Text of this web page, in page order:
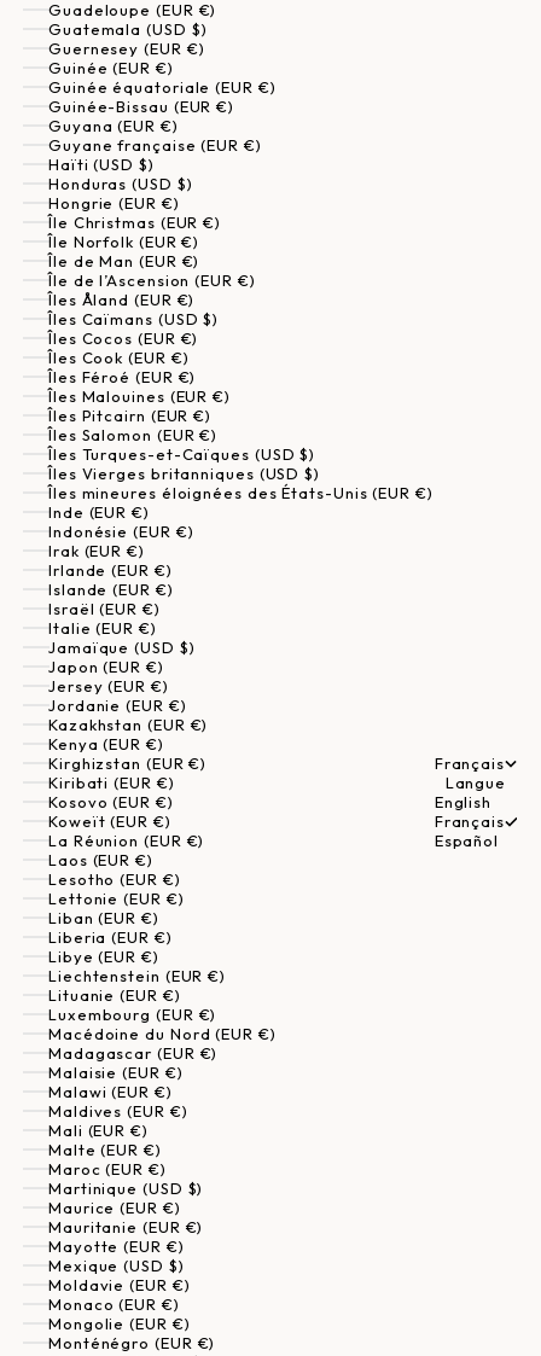
Guadeloupe (EUR €)
Guatemala (USD $)
Guernesey (EUR €)
Guinée (EUR €)
Guinée équatoriale (EUR €)
Guinée-Bissau (EUR €)
Guyana (EUR €)
Guyane française (EUR €)
Haïti (USD $)
Honduras (USD $)
Hongrie (EUR €)
Île Christmas (EUR €)
Île Norfolk (EUR €)
Île de Man (EUR €)
Île de l’Ascension (EUR €)
Îles Åland (EUR €)
Îles Caïmans (USD $)
Îles Cocos (EUR €)
Îles Cook (EUR €)
Îles Féroé (EUR €)
Îles Malouines (EUR €)
Îles Pitcairn (EUR €)
Îles Salomon (EUR €)
Îles Turques-et-Caïques (USD $)
Îles Vierges britanniques (USD $)
Îles mineures éloignées des États-Unis (EUR €)
Inde (EUR €)
Indonésie (EUR €)
Irak (EUR €)
Irlande (EUR €)
Islande (EUR €)
Israël (EUR €)
Italie (EUR €)
Jamaïque (USD $)
Japon (EUR €)
Jersey (EUR €)
Jordanie (EUR €)
Kazakhstan (EUR €)
Kenya (EUR €)
Kirghizstan (EUR €)
Kiribati (EUR €)
Kosovo (EUR €)
Koweït (EUR €)
La Réunion (EUR €)
Laos (EUR €)
Lesotho (EUR €)
Lettonie (EUR €)
Liban (EUR €)
Liberia (EUR €)
Libye (EUR €)
Liechtenstein (EUR €)
Lituanie (EUR €)
Luxembourg (EUR €)
Macédoine du Nord (EUR €)
Madagascar (EUR €)
Malaisie (EUR €)
Malawi (EUR €)
Maldives (EUR €)
Mali (EUR €)
Malte (EUR €)
Maroc (EUR €)
Martinique (USD $)
Maurice (EUR €)
Mauritanie (EUR €)
Mayotte (EUR €)
Mexique (USD $)
Moldavie (EUR €)
Monaco (EUR €)
Mongolie (EUR €)
Monténégro (EUR €)
Français
Langue
English
Français
Español